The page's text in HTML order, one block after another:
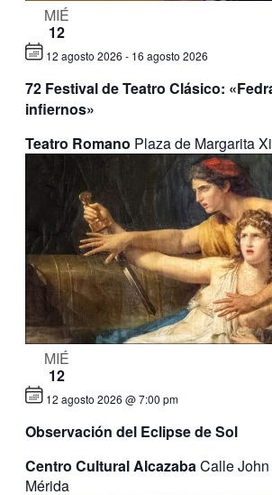
MIÉ
12
72 Festival de Teatro Clásico:
infiernos»
12 agosto 2026 - 16 agosto 2026
Teatro Romano Plaza de Margarita
MIÉ
12
Observación del Eclipse de Sol
12 agosto 2026 @ 7:00 pm
Centro Cultural AlcazabaCalle
Mérida